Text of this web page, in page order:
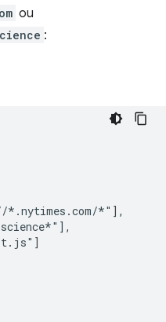
ou
:
*.nytimes.com/*"],